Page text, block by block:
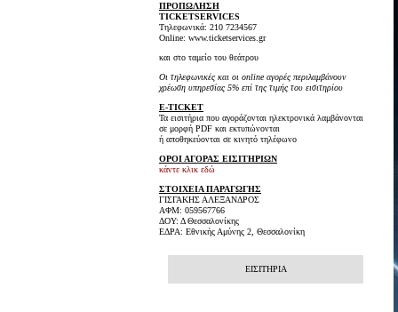
ΠΡΟΠΩΛΗΣΗ
TICKETSERVICES
Τηλεφωνικά: 210 7234567
Online: www.ticketservices.gr
και στο ταμείο του θεάτρου
Οι τηλεφωνικές και οι online αγορές περιλαμβάνουν
χρέωση υπηρεσίας 5% επί της τιμής του εισιτηρίου
E-TICKET
Τα εισιτήρια που αγοράζονται ηλεκτρονικά λαμβάνονται
σε μορφή PDF και εκτυπώνονται
ή αποθηκεύονται σε κινητό τηλέφωνο
ΟΡΟΙ ΑΓΟΡΑΣ ΕΙΣΙΤΗΡΙΩΝ
κάντε κλικ εδώ
ΣΤΟΙΧΕΙΑ ΠΑΡΑΓΩΓΗΣ
ΓΙΣΓΑΚΗΣ ΑΛΕΞΑΝΔΡΟΣ
ΑΦΜ: 059567766
ΔΟΥ: Δ Θεσσαλονίκης
ΕΔΡΑ: Εθνικής Αμύνης 2, Θεσσαλονίκη
ΕΙΣΙΤΗΡΙΑ